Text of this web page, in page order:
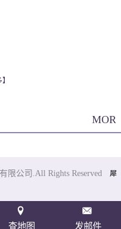
限公司.All Rights Reserved 犀
查地图 发邮件